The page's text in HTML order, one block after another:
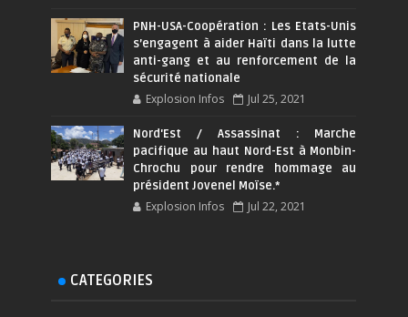
PNH-USA-Coopération : Les Etats-Unis
s’engagent à aider Haïti dans la lutte
anti-gang et au renforcement de la
sécurité nationale
Explosion Infos Jul 25, 2021
Nord'Est / Assassinat : Marche
pacifique au haut Nord-Est à Monbin-
Chrochu pour rendre hommage au
président Jovenel Moïse.*
Explosion Infos Jul 22, 2021
CATEGORIES